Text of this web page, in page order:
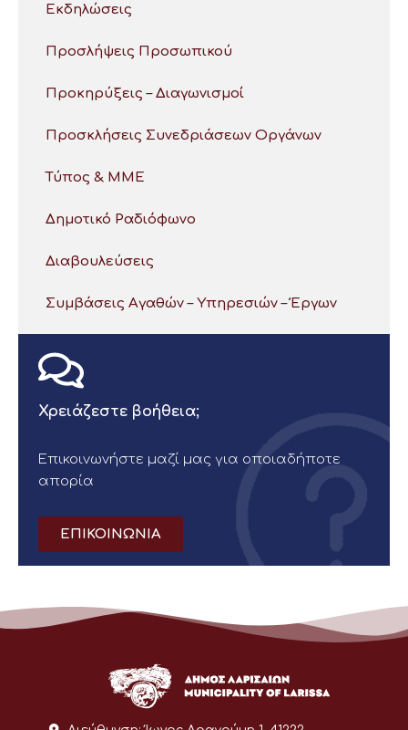
Εκδηλώσεις
Προσλήψεις Προσωπικού
Προκηρύξεις – Διαγωνισμοί
Προσκλήσεις Συνεδριάσεων Οργάνων
Τύπος & ΜΜΕ
Δημοτικό Ραδιόφωνο
Διαβουλεύσεις
Συμβάσεις Αγαθών – Υπηρεσιών – Έργων
Χρειάζεστε βοήθεια;
Επικοινωνήστε μαζί μας για οποιαδήποτε
απορία
ΕΠΙΚΟΙΝΩΝΙΑ